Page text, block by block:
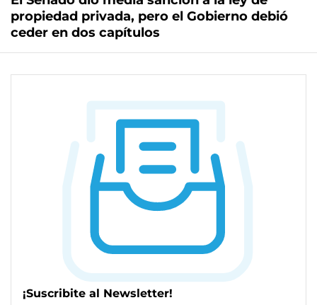
propiedad privada, pero el Gobierno debió
ceder en dos capítulos
¡Suscribite al Newsletter!